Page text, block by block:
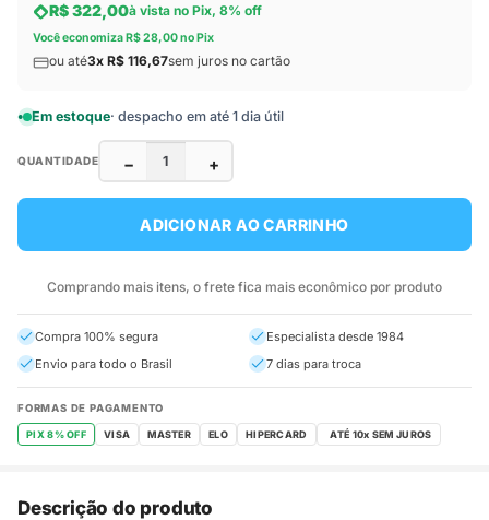
R$ 322,00à vista no Pix, 8% off
Você economiza R$ 28,00 no Pix
ou até3x R$ 116,67sem juros no cartão
Em estoque· despacho em até 1 dia útil
QUANTIDADE − +
ADICIONAR AO CARRINHO
Comprando mais itens, o frete fica mais econômico por produto
Compra 100% segura
Especialista desde 1984
Envio para todo o Brasil
7 dias para troca
FORMAS DE PAGAMENTO
PIX 8% OFF VISA MASTER ELO HIPERCARD
Descrição do produto